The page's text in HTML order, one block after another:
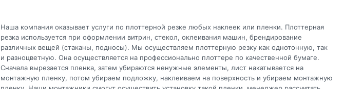
Наша компания оказывает услуги по плоттерной резке любых наклеек или пленки. Плоттерная
резка используется при оформлении витрин, стекол, оклеивания машин, брендирование
различных вещей (стаканы, подносы). Мы осуществляем плоттерную резку как однотонную, так
и разноцветную. Она осуществляется на профессионально плоттере по качественной бумаге.
Сначала вырезается пленка, затем убираются ненужные элементы, лист накатывается на
монтажную пленку, потом убираем подложку, наклеиваем на поверхность и убираем монтажную